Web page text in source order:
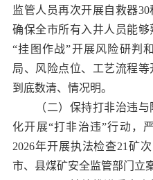
监管人员再次开展自救器30
确保全市所有入井人员能
“挂图作战”开展风险研判
局、风险点位、工艺流程
到底数清、情况明。
（二）保持打非治违与
化开展“打非治违”行动，
2026年开展执法检查21矿
市、县煤矿安全监管部门立